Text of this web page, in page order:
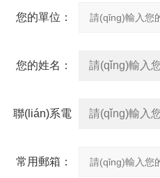
您的單位：
您的姓名：
聯(lián)系電
常用郵箱：